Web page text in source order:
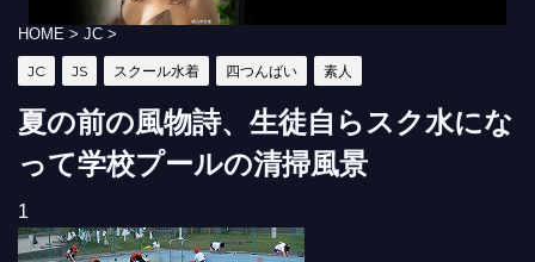
HOME > JC >
JC JS スクール水着 四つんばい 素人
夏の前の風物詩、生徒自らスク水にな
って学校プールの清掃風景
1